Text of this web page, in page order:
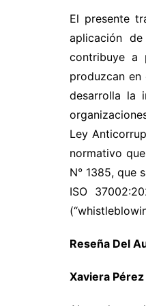
El presente
aplicación
contribuye a
produzcan
desarrolla la
Ley
normativo
N° 1385, que
ISO
Reseña Del
Xaviera